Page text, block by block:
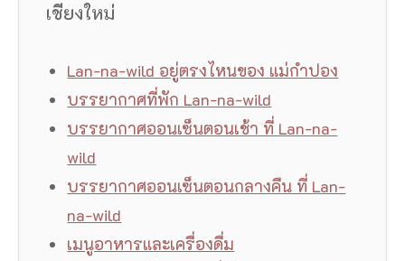
เชียงใหม่
Lan-na-wild อยู่ตรงไหนของ แม่กำปอง
บรรยากาศที่พัก Lan-na-wild
บรรยากาศออนเซ็นตอนเช้า ที่ Lan-na-
wild
บรรยากาศออนเซ็นตอนกลางคืน ที่ Lan-
na-wild
เมนูอาหารและเครื่องดื่ม